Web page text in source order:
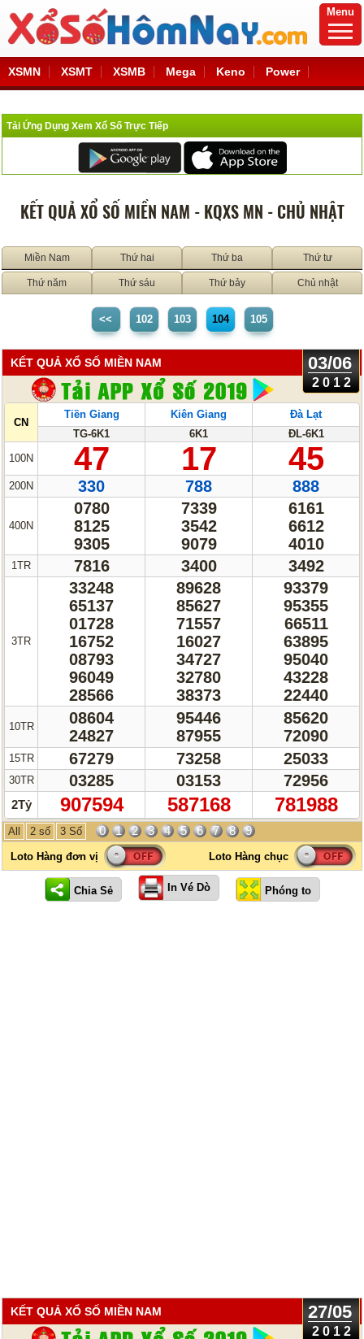
Menu
XSMN XSMT XSMB Mega Keno Power
Tải Ứng Dụng Xem Xổ Số Trực Tiếp
KẾT QUẢ XỔ SỐ MIỀN NAM - KQXS MN - CHỦ NHẬT
Miền Nam Thứ hai Thứ ba Thứ tư
Thứ năm Thứ sáu Thứ bảy Chủ nhật
<< 102 103 104 105
KẾT QUẢ XỔ SỐ MIỀN NAM 03/06
2012
CN
100N
200N
400N
1TR
3TR
10TR
15TR
30TR
2Tỷ
Tiền Giang
TG-6K1
47
330
0780
8125
9305
7816
33248
65137
01728
16752
08793
96049
28566
08604
24827
67279
03285
907594
Kiên Giang
6K1
17
788
7339
3542
9079
3400
89628
85627
71557
16027
34727
32780
38373
95446
87955
73258
03153
587168
Đà Lạt
ĐL-6K1
45
888
6161
6612
4010
3492
93379
95355
66511
63895
95040
43228
22440
85620
72090
25033
72956
781988
All 2 số 3 Số 0 1 2 3 4 5 6 7 8 9
In Vé Dò
KẾT QUẢ XỔ SỐ MIỀN NAM 27/05
2012